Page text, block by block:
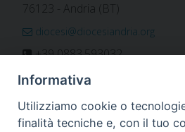
76123 - Andria (BT)
diocesi@diocesiandria.org
+39 0883.593032
+39 0883.592596
ORARIO E
Informativa
Utilizziamo cookie o
finalità tecniche e, con il tuo